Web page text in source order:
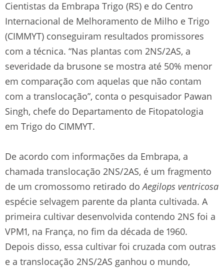
Cientistas da Embrapa Trigo (RS) e do Centro
Internacional de Melhoramento de Milho e Trigo
(CIMMYT) conseguiram resultados promissores
com a técnica. “Nas plantas com 2NS/2AS, a
severidade da brusone se mostra até 50% menor
em comparação com aquelas que não contam
com a translocação”, conta o pesquisador Pawan
Singh, chefe do Departamento de Fitopatologia
em Trigo do CIMMYT.
De acordo com informações da Embrapa, a
chamada translocação 2NS/2AS, é um fragmento
de um cromossomo retirado doAegilops ventricosa
espécie selvagem parente da planta cultivada. A
primeira cultivar desenvolvida contendo 2NS foi a
VPM1, na França, no fim da década de 1960.
Depois disso, essa cultivar foi cruzada com outras
e a translocação 2NS/2AS ganhou o mundo,